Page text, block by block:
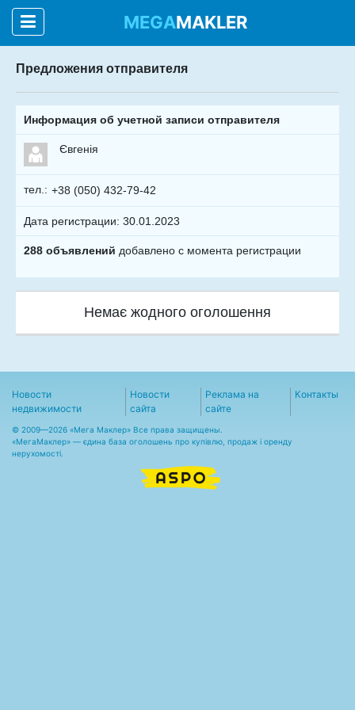
MEGAMAKLER
Предложения отправителя
Немає жодного оголошення
Информация об учетной записи отправителя
Євгенія
тел.: +38 (050) 432‑79‑42
Дата регистрации: 30.01.2023
288 объявлений добавлено с момента регистрации
Новости
недвижимости
Новости
сайта
Реклама на
сайте
Контакты
© 2009—2026 «Мега Маклер» Все права защищены.
«МегаМаклер» — єдина база оголошень про купівлю, продаж і оренду
нерухомості.